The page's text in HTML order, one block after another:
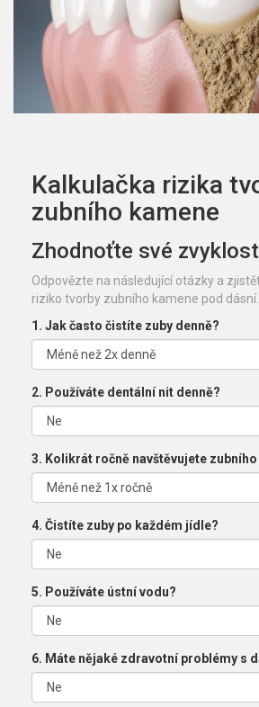
Kalkulačka rizika
zubního kamene
Zhodnoťte své
Odpovězte na následující otázky a
riziko tvorby zubního kamene pod dásní.
1. Jak často čistíte zuby denně?
2. Používáte dentální nit denně?
3. Kolikrát ročně navštěvujete zubního
4. Čistíte zuby po každém jídle?
5. Používáte ústní vodu?
6. Máte nějaké zdravotní problémy s